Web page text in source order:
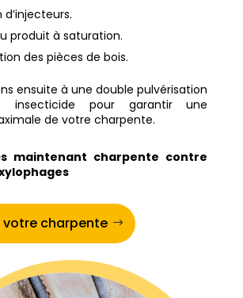
d’injecteurs.
produit à saturation.
des pièces de bois.
ensuite à une double pulvérisation
insecticide pour garantir une
de votre charpente.
maintenant charpente contre
votre charpente